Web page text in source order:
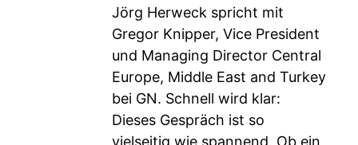
Jörg Herweck spricht mit
Gregor Knipper, Vice President
und Managing Director Central
Europe, Middle East and Turkey
bei GN. Schnell wird klar:
Dieses Gespräch ist so
vielseitig wie spannend. Ob ein